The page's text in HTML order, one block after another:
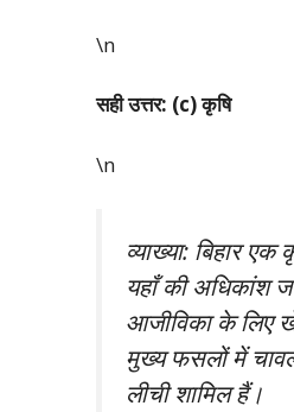
\n
सही उत्तर: (c) कृषि
\n
व्याख्या: बिहार
यहाँ की अधिकांश
आजीविका के लिए
मुख्य फसलों में
लीची शामिल हैं।